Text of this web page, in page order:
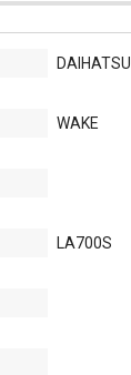
DAIHATSU
WAKE
LA700S